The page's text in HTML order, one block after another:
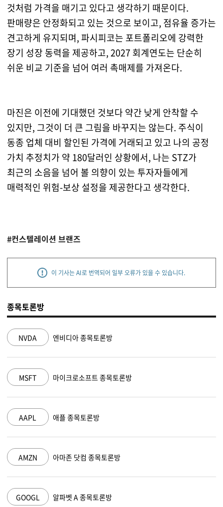
것처럼 가격을 매기고 있다고 생각하기 때문이다.
판매량은 안정화되고 있는 것으로 보이고, 점유율 증가는
견고하게 유지되며, 파시피코는 포트폴리오에 강력한
장기 성장 동력을 제공하고, 2027 회계연도는 단순히
쉬운 비교 기준을 넘어 여러 촉매제를 가져온다.
마진은 이전에 기대했던 것보다 약간 낮게 안착할 수
있지만, 그것이 더 큰 그림을 바꾸지는 않는다. 주식이
동종 업체 대비 할인된 가격에 거래되고 있고 나의 공정
가치 추정치가 약 180달러인 상황에서, 나는 STZ가
최근의 소음을 넘어 볼 의향이 있는 투자자들에게
매력적인 위험-보상 설정을 제공한다고 생각한다.
#컨스텔레이션 브랜즈
이 기사는 AI로 번역되어 일부 오류가 있을 수 있습니다.
종목토론방
NVDA 엔비디아 종목토론방
MSFT 마이크로소프트 종목토론방
AAPL 애플 종목토론방
AMZN 아마존 닷컴 종목토론방
GOOGL 알파벳 A 종목토론방